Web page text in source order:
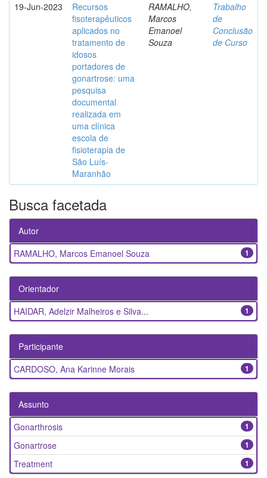
19-Jun-2023
Recursos
fisoterapêuticos
aplicados no
tratamento de
idosos
portadores de
gonartrose: uma
pesquisa
documental
realizada em
uma clínica
escola de
fisioterapia de
São Luís-
Maranhão
RAMALHO,
Marcos
Emanoel
Souza
Trabalho
de
Conclusão
de Curso
Busca facetada
Autor
1
RAMALHO, Marcos Emanoel Souza
Orientador
1
HAIDAR, Adelzir Malheiros e Silva...
Participante
1
CARDOSO, Ana Karinne Morais
Assunto
1
Gonarthrosis
1
Gonartrose
1
Treatment